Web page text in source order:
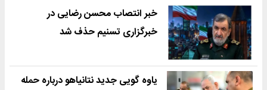
خبر انتصاب محسن رضایی در
خبرگزاری تسنیم حذف شد
یاوه گویی جدید نتانیاهو درباره حمله